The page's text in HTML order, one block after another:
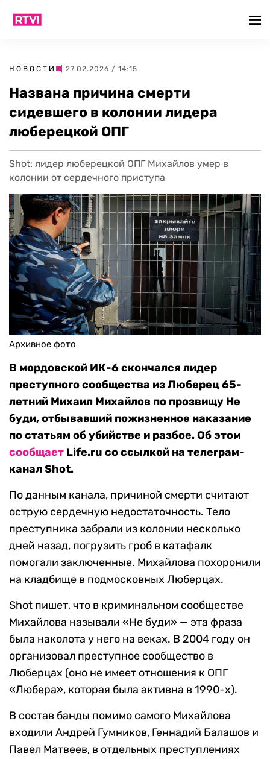
НОВОСТИ | 27.02.2026 / 14:15
Названа причина смерти
сидевшего в колонии лидера
люберецкой ОПГ
Shot: лидер люберецкой ОПГ Михайлов умер в
колонии от сердечного приступа
Архивное фото
В мордовской ИК-6 скончался лидер
преступного сообщества из Люберец 65-
летний Михаил Михайлов по прозвищу Не
буди, отбывавший пожизненное наказание
по статьям об убийстве и разбое. Об этом
сообщает Life.ru со ссылкой на телеграм-
канал Shot.
По данным канала, причиной смерти считают
острую сердечную недостаточность. Тело
преступника забрали из колонии несколько
дней назад, погрузить гроб в катафалк
помогали заключенные. Михайлова похоронили
на кладбище в подмосковных Люберцах.
Shot пишет, что в криминальном сообществе
Михайлова называли «Не буди» — эта фраза
была наколота у него на веках. В 2004 году он
организовал преступное сообщество в
Люберцах (оно не имеет отношения к ОПГ
«Любера», которая была активна в 1990-х).
В состав банды помимо самого Михайлова
входили Андрей Гумников, Геннадий Балашов и
Павел Матвеев, в отдельных преступлениях